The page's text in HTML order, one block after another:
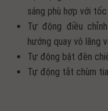
sáng phù hợp với
Tự động điều
hướng quay vô lăng
Tự động bật đèn
Tự động tắt chùm